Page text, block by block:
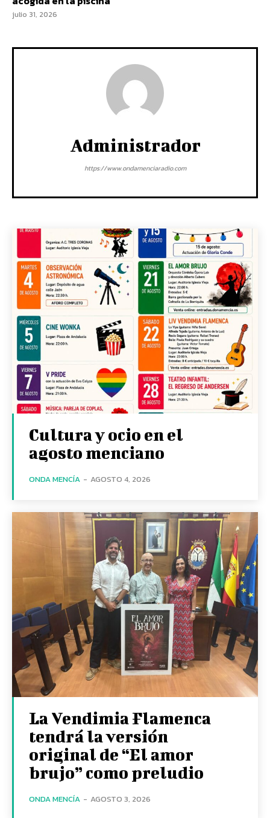
julio 31, 2026
Administrador
https://www.ondamenciaradio.com
Cultura y ocio en el
agosto menciano
ONDA MENCÍA - AGOSTO 4, 2026
La Vendimia Flamenca
tendrá la versión
original de “El amor
brujo” como preludio
ONDA MENCÍA - AGOSTO 3, 2026